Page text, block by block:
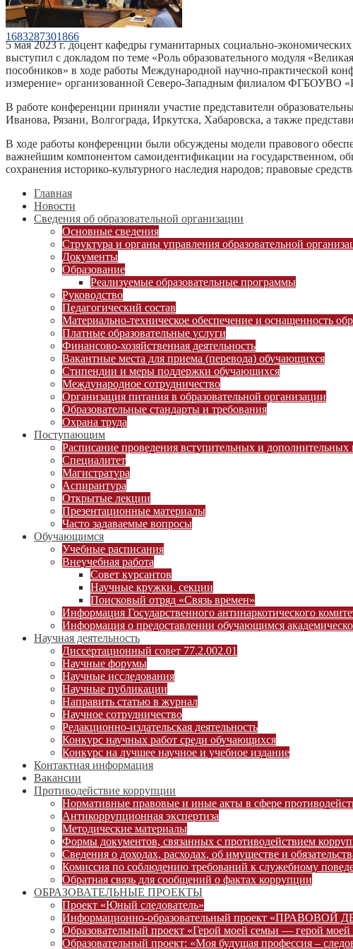
1683287301866
5 мая 2023 г. доцент кафедры гуманитарных социально-
выступил с докладом по теме «Роль образовательного модуля
пособников» в ходе работы Международной научно-практической
измерение» организованной Северо-Западным филиалом ФГБОУВО
В работе конференции приняли участие представители
Иванова, Рязани, Волгограда, Иркутска, Хабаровска, а также
В ходе работы конференции были обсуждены модели правового
важнейшим компонентом самоидентификации на государственном,
сохранения историко-культурного наследия народов; правовые
Главная
Новости
Сведения об образовательной организации
Основные сведения
Структура и органы управления образовательной
Документы
Образование
Реализуемые образовательные программы
Руководство
Педагогический состав
Материально-техническое обеспечение и оснащенность
Платные образовательные услуги
Финансово-хозяйственная деятельность
Вакантные места для приема (перевода) обучающихся
Стипендии и меры поддержки обучающихся
Международное сотрудничество
Организация питания в образовательной организации
Образовательные стандарты и требования
Охрана труда
Поступающим
Расписание проведения вступительных и
Специалитет
Магистратура
Аспирантура
Открытые лекции
Презентационные материалы
Часто задаваемые вопросы
Обучающимся
Учебные расписания
Внеучебная работа
Совет курсантов
Научные кружки, секции
Поисковый отряд «Связь времен»
Информация Государственного антинаркотического
Информация о предоставлении обучающимся
Научная деятельность
Диссертационный совет 77.2.002.01
Научные форумы
Научные исследования
Научные публикации
Направить статью в журнал
Научное сотрудничество
Редакционно-издательская деятельность
Конкурс научных работ среди обучающихся
Конкурс на лучшее научное и учебное издание
Контактная информация
Вакансии
Противодействие коррупции
Нормативные правовые и иные акты в сфере
Антикоррупционная экспертиза
Методические материалы
Формы документов, связанных с противодействием
Сведения о доходах, расходах, об имуществе и
Комиссия по соблюдению требований к служебному
Обратная связь для сообщений о фактах коррупции
ОБРАЗОВАТЕЛЬНЫЕ ПРОЕКТЫ
Проект «Юный следователь»
Информационно-образовательный проект «ПРАВОВОЙ
Образовательный проект «Герой моей семьи — герой моей
Образовательный проект: «Моя будущая профессия –